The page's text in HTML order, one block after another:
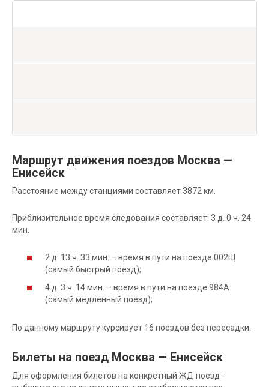
Маршрут движения поездов Москва —
Енисейск
Расстояние между станциями составляет 3872 км.
Приблизительное время следования составляет: 3 д. 0 ч. 24
мин.
2 д. 13 ч. 33 мин. – время в пути на поезде 002Щ
(самый быстрый поезд);
4 д. 3 ч. 14 мин. – время в пути на поезде 984А
(самый медленный поезд);
По данному маршруту курсирует 16 поездов без пересадки.
Билеты на поезд Москва — Енисейск
Для оформления билетов на конкретный ЖД поезд -